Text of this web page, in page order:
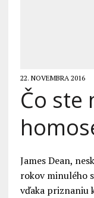
22. NOVEMBRA 2016
Čo ste
James Dean,
rokov minulého
vďaka priznaniu